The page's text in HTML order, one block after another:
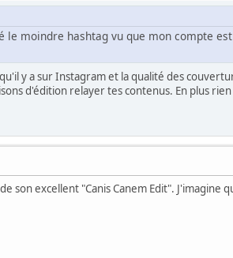
le moindre hashtag vu que mon compte
y a sur Instagram et la qualité des
d'édition relayer tes contenus. En plus
son excellent "Canis Canem Edit". J'imagine